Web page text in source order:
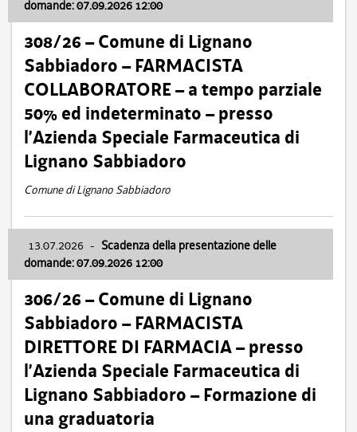
domande: 07.09.2026 12:00
308/26 – Comune di Lignano
Sabbiadoro – FARMACISTA
COLLABORATORE – a tempo parziale
50% ed indeterminato – presso
l’Azienda Speciale Farmaceutica di
Lignano Sabbiadoro
Comune di Lignano Sabbiadoro
13.07.2026 - Scadenza della presentazione delle
domande: 07.09.2026 12:00
306/26 – Comune di Lignano
Sabbiadoro – FARMACISTA
DIRETTORE DI FARMACIA – presso
l’Azienda Speciale Farmaceutica di
Lignano Sabbiadoro – Formazione di
una graduatoria